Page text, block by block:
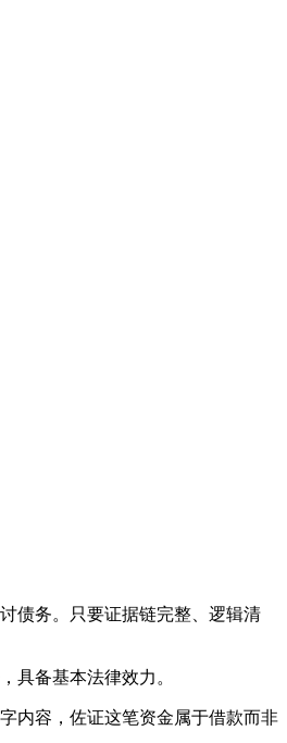
债务。只要证据链完整、逻辑清
备基本法律效力。
内容，佐证这笔资金属于借款而非